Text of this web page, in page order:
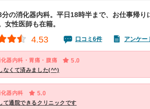
分の消化器内科。平日18時半まで、お仕事帰り
女性医師も在籍。
4.53 口コミ6件 アンケー
器内科・胃痛・腹痛 5.0
なくて済みました(^^)
器内科 5.0
て通院できるクリニックです